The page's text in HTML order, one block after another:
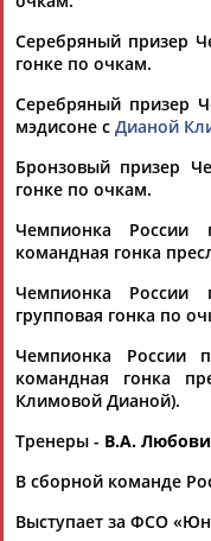
ЦЕЛИ ПРОЕКТА
Вопросы сотрудничества и
Стадион, 1998-2026
Разработка и поддержка
Подпишись
Серебряный призер
гонке по очкам.
Серебряный призер
мэдисоне с Дианой
Бронзовый призер
гонке по очкам.
Чемпионка России
командная гонка
Чемпионка России
групповая гонка по
Чемпионка России
командная гонка
Климовой Дианой).
Тренеры - В.А.
В сборной команде
Выступает за ФСО